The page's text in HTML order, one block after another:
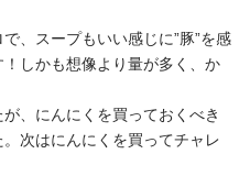
、スープもいい感じに”豚”を感
しかも想像より量が多く、か
、にんにくを買っておくべき
次はにんにくを買ってチャレ